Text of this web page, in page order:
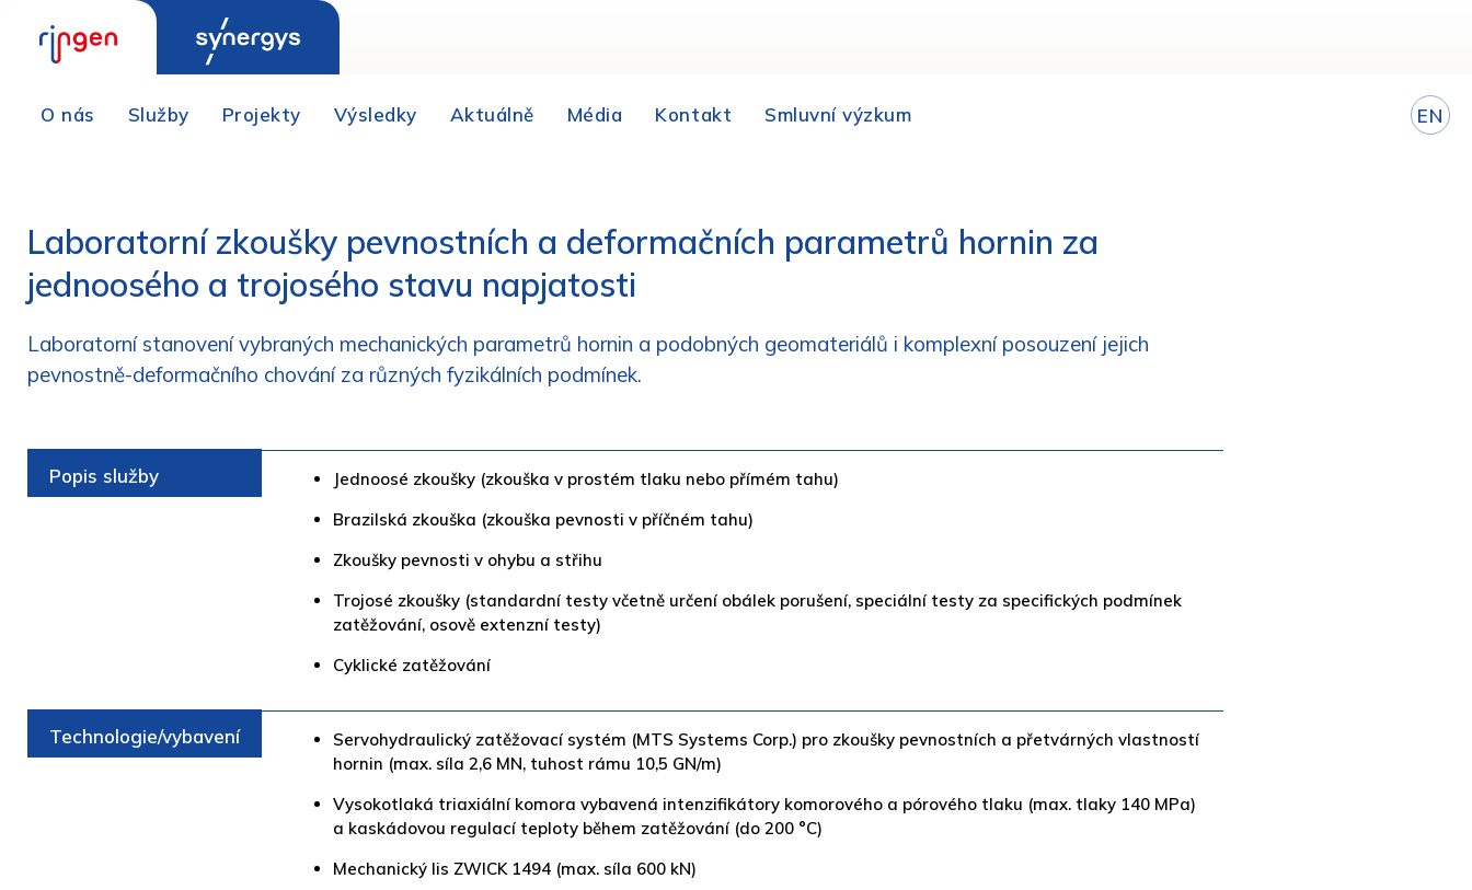
O nás Služby Projekty Výsledky Aktuálně Média Kontakt Smluvní výzkum EN
Laboratorní zkoušky pevnostních a deformačních parametrů hornin za
jednoosého a trojosého stavu napjatosti
Laboratorní stanovení vybraných mechanických parametrů hornin a podobných geomateriálů i komplexní posouzení jejich
pevnostně-deformačního chování za různých fyzikálních podmínek.
Popis služby
Jednoosé zkoušky (zkouška v prostém tlaku nebo přímém tahu)
Brazilská zkouška (zkouška pevnosti v příčném tahu)
Zkoušky pevnosti v ohybu a střihu
Trojosé zkoušky (standardní testy včetně určení obálek porušení, speciální testy za specifických podmínek
zatěžování, osově extenzní testy)
Cyklické zatěžování
Technologie/vybavení
Servohydraulický zatěžovací systém (MTS Systems Corp.) pro zkoušky pevnostních a přetvárných vlastností
hornin (max. síla 2,6 MN, tuhost rámu 10,5 GN/m)
Vysokotlaká triaxiální komora vybavená intenzifikátory komorového a pórového tlaku (max. tlaky 140 MPa)
a kaskádovou regulací teploty během zatěžování (do 200 °C)
Mechanický lis ZWICK 1494 (max. síla 600 kN)